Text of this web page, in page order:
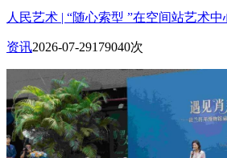
人民艺术 | “随心索型 ”在空间站艺术中
资讯2026-07-29179040次